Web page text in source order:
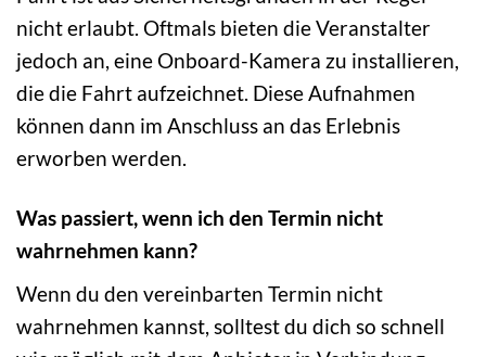
nicht erlaubt. Oftmals bieten die Veranstalter
jedoch an, eine Onboard-Kamera zu installieren,
die die Fahrt aufzeichnet. Diese Aufnahmen
können dann im Anschluss an das Erlebnis
erworben werden.
Was passiert, wenn ich den Termin nicht
wahrnehmen kann?
Wenn du den vereinbarten Termin nicht
wahrnehmen kannst, solltest du dich so schnell